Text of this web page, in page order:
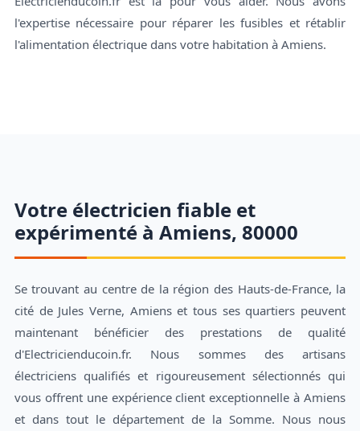
l'expertise nécessaire pour réparer les fusibles et rétablir
l'alimentation électrique dans votre habitation à Amiens.
Votre électricien fiable et
expérimenté à Amiens, 80000
Se trouvant au centre de la région des Hauts-de-France, la
cité de Jules Verne, Amiens et tous ses quartiers peuvent
maintenant bénéficier des prestations de qualité
d'Electricienducoin.fr. Nous sommes des artisans
électriciens qualifiés et rigoureusement sélectionnés qui
vous offrent une expérience client exceptionnelle à Amiens
et dans tout le département de la Somme. Nous nous